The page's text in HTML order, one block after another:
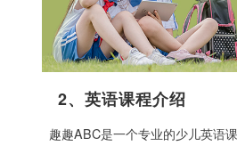
2、英语课程介绍
趣趣ABC是一个专业的少儿英语课